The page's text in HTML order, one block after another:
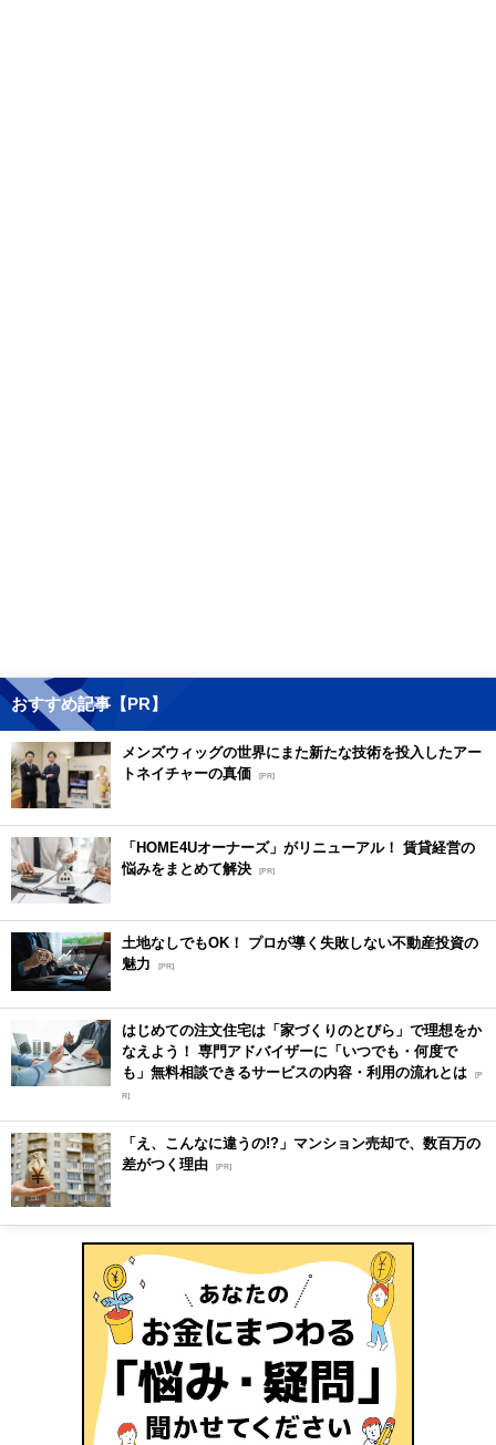
おすすめ記事【PR】
メンズウィッグの世界にまた新たな技術を投入したアー
トネイチャーの真価 [PR]
「HOME4Uオーナーズ」がリニューアル！ 賃貸経営の
悩みをまとめて解決 [PR]
土地なしでもOK！ プロが導く失敗しない不動産投資の
魅力
[PR]
はじめての注文住宅は「家づくりのとびら」で理想をか
なえよう！ 専門アドバイザーに「いつでも・何度で
も」無料相談できるサービスの内容・利用の流れとは [P
R]
「え、こんなに違うの!?」マンション売却で、数百万の
差がつく理由 [PR]